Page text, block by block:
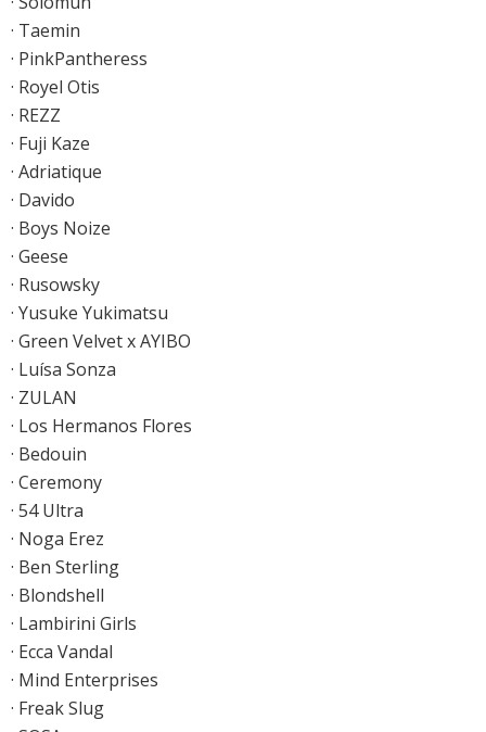
· Taemin
· PinkPantheress
· Royel Otis
· REZZ
· Fuji Kaze
· Adriatique
· Davido
· Boys Noize
· Geese
· Rusowsky
· Yusuke Yukimatsu
· Green Velvet x AYIBO
· Luísa Sonza
· ZULAN
· Los Hermanos Flores
· Bedouin
· Ceremony
· 54 Ultra
· Noga Erez
· Ben Sterling
· Blondshell
· Lambirini Girls
· Ecca Vandal
· Mind Enterprises
· Freak Slug